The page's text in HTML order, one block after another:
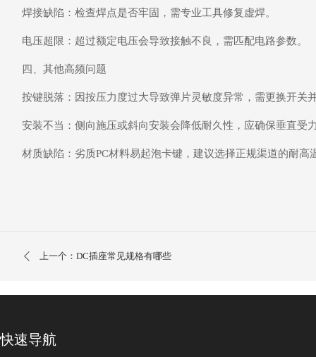
焊接缺陷‌：检查焊点是否牢固，需专业工具修复虚焊。
电压超限‌：超过额定电压会导致接触不良，需匹配电路参数。
四、其他高频问题
按键脱落‌：因按压力度过大导致弹片灵敏度异常，需更换开关
安装不当‌：侧向施压或斜向安装会降低耐久性，应确保垂直受
材质缺陷‌：劣质PC材料易起泡卡键，建议选择正规渠道的耐高
上一个：DC插座常见规格有哪些
快速导航